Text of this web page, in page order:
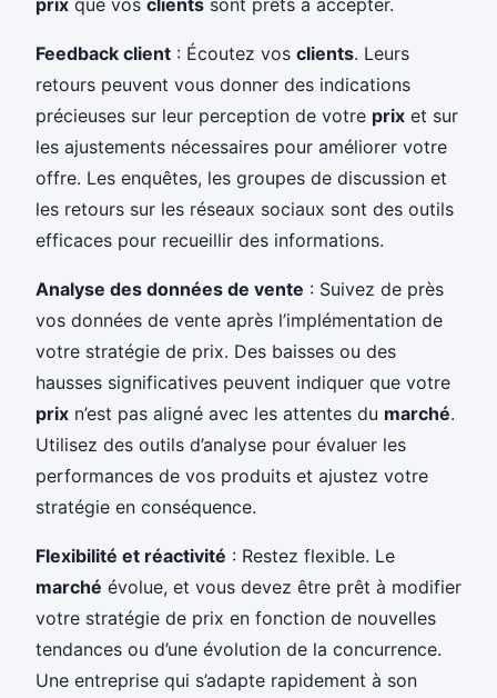
Feedback client : Écoutez vos clients. Leurs
retours peuvent vous donner des indications
précieuses sur leur perception de votre prix et sur
les ajustements nécessaires pour améliorer votre
offre. Les enquêtes, les groupes de discussion et
les retours sur les réseaux sociaux sont des outils
efficaces pour recueillir des informations.
Analyse des données de vente : Suivez de près
vos données de vente après l’implémentation de
votre stratégie de prix. Des baisses ou des
hausses significatives peuvent indiquer que votre
prix n’est pas aligné avec les attentes du marché.
Utilisez des outils d’analyse pour évaluer les
performances de vos produits et ajustez votre
stratégie en conséquence.
Flexibilité et réactivité : Restez flexible. Le
marché évolue, et vous devez être prêt à modifier
votre stratégie de prix en fonction de nouvelles
tendances ou d’une évolution de la concurrence.
Une entreprise qui s’adapte rapidement à son